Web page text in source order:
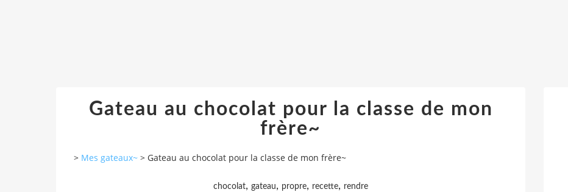
Gateau au chocolat pour la classe de mon
frère~
> Mes gateaux~ > Gateau au chocolat pour la classe de mon frère~
chocolat, gateau, propre, recette, rendre